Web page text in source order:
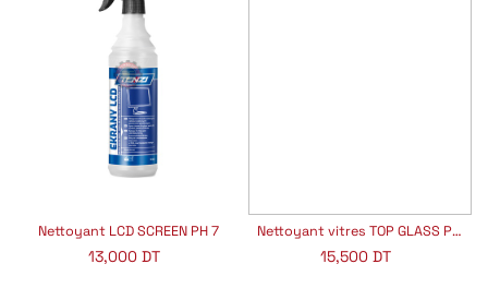
Nettoyant LCD SCREEN PH 7
13,000DT
Nettoyant vitres TOP GLASS PH 9
15,500 DT